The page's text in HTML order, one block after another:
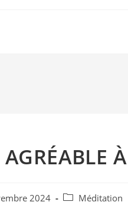
2024 Méditation